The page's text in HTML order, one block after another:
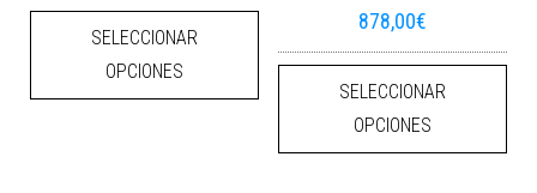
SELECCIONAR
OPCIONES
Este producto tiene múltiples
878,00€
SELECCIONAR
OPCIONES